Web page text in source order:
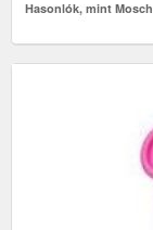
Hasonlók, mint